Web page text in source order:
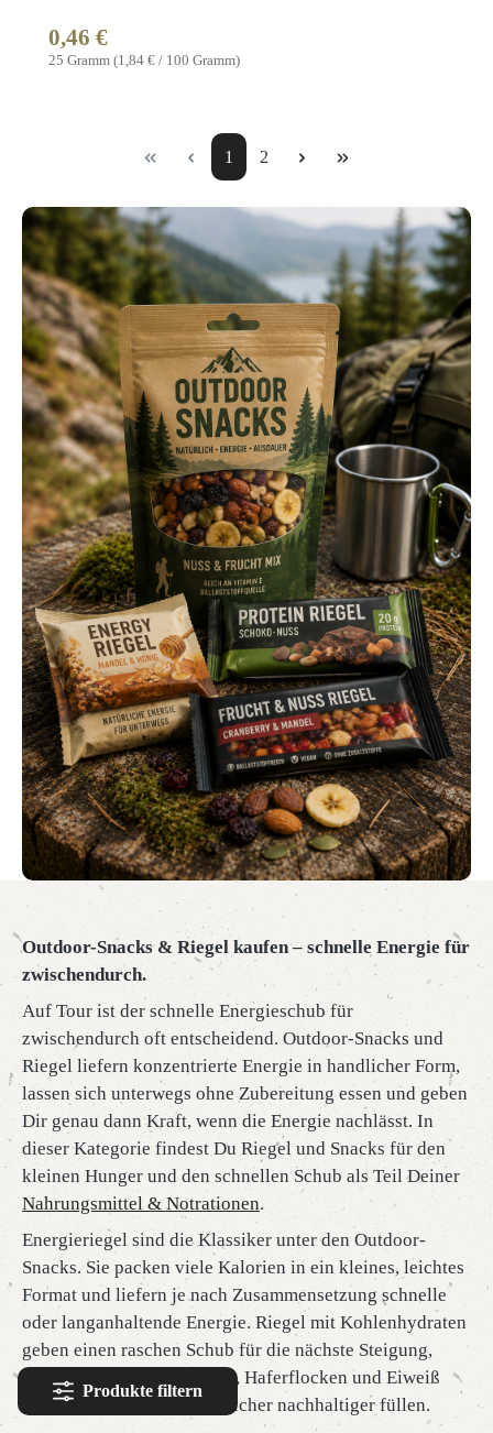
Produkte filtern
25 Gramm (1,84 € / 100 Gramm)
Regulärer Preis:
0,46 €
Seite
1 Seite
2
Outdoor-Snacks & Riegel kaufen – schnelle Energie für
zwischendurch.
Auf Tour ist der schnelle Energieschub für
zwischendurch oft entscheidend. Outdoor-Snacks und
Riegel liefern konzentrierte Energie in handlicher Form,
lassen sich unterwegs ohne Zubereitung essen und geben
Dir genau dann Kraft, wenn die Energie nachlässt. In
dieser Kategorie findest Du Riegel und Snacks für den
kleinen Hunger und den schnellen Schub als Teil Deiner
Nahrungsmittel & Notrationen.
Energieriegel sind die Klassiker unter den Outdoor-
Snacks. Sie packen viele Kalorien in ein kleines, leichtes
Format und liefern je nach Zusammensetzung schnelle
oder langanhaltende Energie. Riegel mit Kohlenhydraten
geben einen raschen Schub für die nächste Steigung,
während Riegel mit Nüssen, Haferflocken und Eiweiß
länger sättigen und die Speicher nachhaltiger füllen.